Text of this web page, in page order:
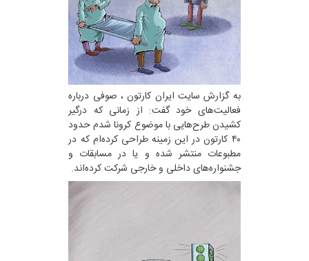
به گزارش سایت ایران کارتون ، صوفی درباره
فعالیت‌های خود گفت: از زمانی که درگیر
کشیدن طرح‌هایی با موضوع کرونا شدم حدود
۴۰ کارتون در این زمینه طراحی کرده‌ام که در
مطبوعات منتشر شده و یا در مسابقات و
جشنواره‌های داخلی و خارجی شرکت کرده‌اند.